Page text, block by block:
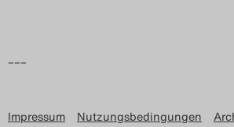
–––
Impressum Nutzungsbedingungen